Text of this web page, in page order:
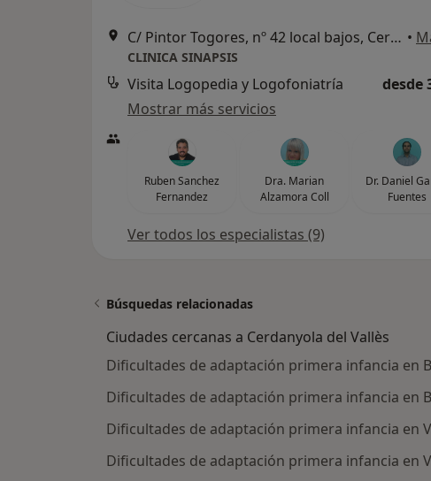
C/ Pintor Togores, nº 42 local bajos, Cerdanyola del Vallès •
CLINICA SINAPSIS
Visita Logopedia y Logofoniatría
desde
Mostrar más servicios
Ruben Sanchez
Fernandez
Dra. Marian
Alzamora Coll
Dr. Daniel
Fuentes
Ver todos los especialistas (9)
Búsquedas relacionadas
Ciudades cercanas a Cerdanyola del Vallès
Dificultades de adaptación primera infancia en
Dificultades de adaptación primera infancia en
Dificultades de adaptación primera infancia en
Dificultades de adaptación primera infancia en